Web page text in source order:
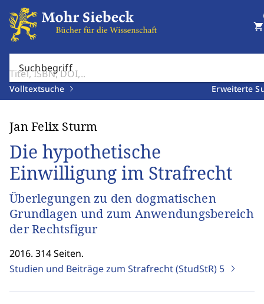
Suchbegriff
Volltextsuche Erweiterte
shopping_cart
Jan Felix Sturm
Die hypothetische
Einwilligung im Strafrecht
Überlegungen zu den dogmatischen
Grundlagen und zum Anwendungsbereich
der Rechtsfigur
2016. 314 Seiten.
Studien und Beiträge zum Strafrecht (StudStR) 5